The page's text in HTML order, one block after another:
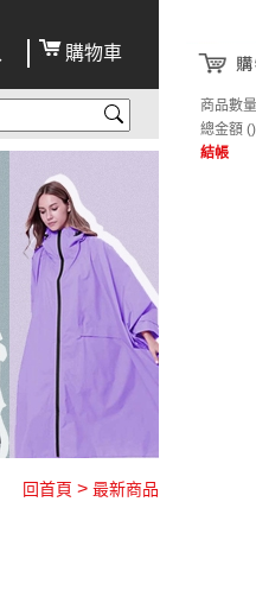
購物車
回首頁 > 最新商品
商品數量
總金額 ()
結帳